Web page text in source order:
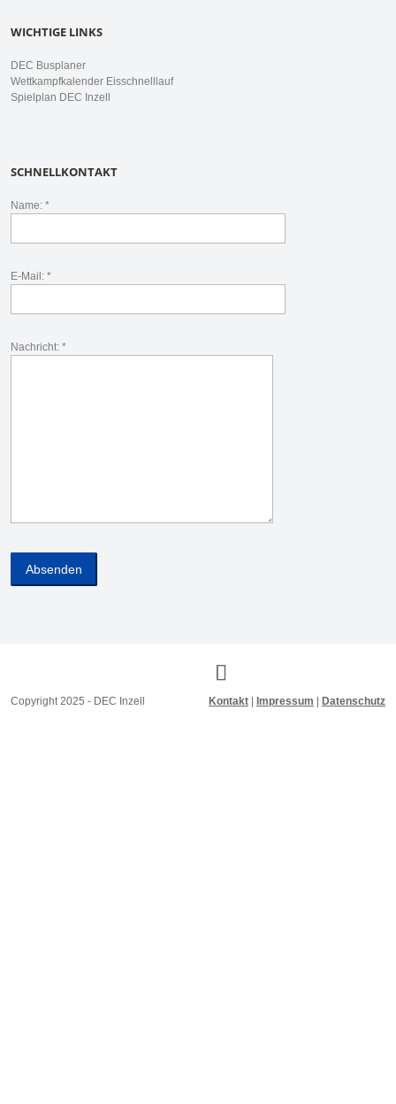
WICHTIGE LINKS
DEC Busplaner
Wettkampfkalender Eisschnelllauf
Spielplan DEC Inzell
SCHNELLKONTAKT
Name: *
E-Mail: *
Nachricht: *
Copyright 2025 - DEC Inzell Kontakt Impressum Datenschutz